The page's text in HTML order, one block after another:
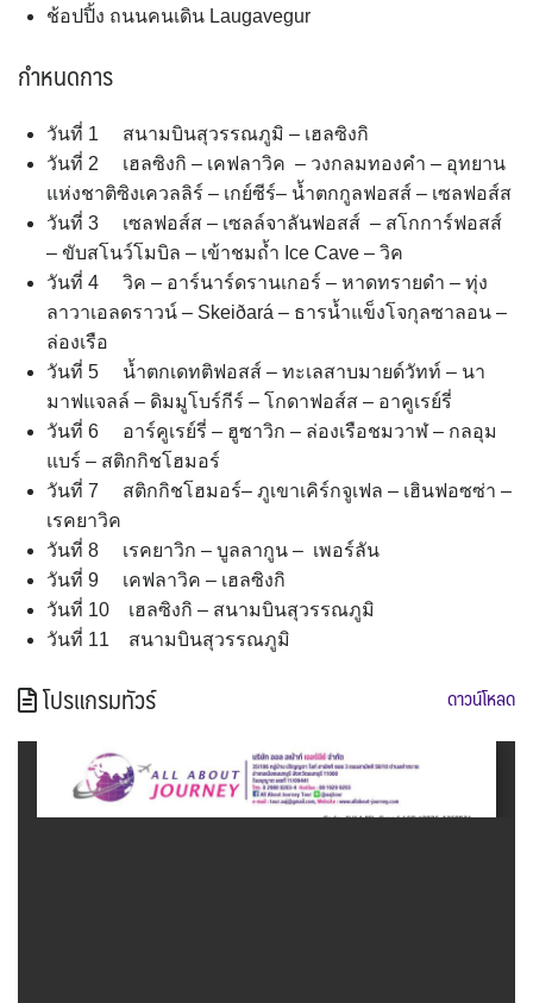
ช้อปปิ้ง ถนนคนเดิน Laugavegur
กำหนดการ
วันที่ 1 สนามบินสุวรรณภูมิ – เฮลซิงกิ
วันที่ 2 เฮลซิงกิ – เคฟลาวิค – วงกลมทองคำ – อุทยาน
แห่งชาติซิงเควลลิร์ – เกย์ซีร์– น้ำตกกูลฟอสส์ – เซลฟอส์ส
วันที่ 3 เซลฟอส์ส – เซลล์จาลันฟอสส์ – สโกการ์ฟอสส์
– ขับสโนว์โมบิล – เข้าชมถ้ำ Ice Cave – วิค
วันที่ 4 วิค – อาร์นาร์ดรานเกอร์ – หาดทรายดำ – ทุ่ง
ลาวาเอลดราวน์ – Skeiðará – ธารน้ำแข็งโจกุลซาลอน –
ล่องเรือ
วันที่ 5 น้ำตกเดทติฟอสส์ – ทะเลสาบมายด์วัทท์ – นา
มาฟแจลล์ – ดิมมูโบร์กีร์ – โกดาฟอส์ส – อาคูเรย์รี่
วันที่ 6 อาร์คูเรย์รี่ – ฮูซาวิก – ล่องเรือชมวาฬ – กลอุม
แบร์ – สติกกิชโฮมอร์
วันที่ 7 สติกกิชโฮมอร์– ภูเขาเคิร์กจูเฟล – เฮินฟอซซ่า –
เรคยาวิค
วันที่ 8 เรคยาวิก – บูลลากูน – เพอร์ลัน
วันที่ 9 เคฟลาวิค – เฮลซิงกิ
วันที่ 10 เฮลซิงกิ – สนามบินสุวรรณภูมิ
วันที่ 11 สนามบินสุวรรณภูมิ
โปรแกรมทัวร์ ดาวน์โหลด